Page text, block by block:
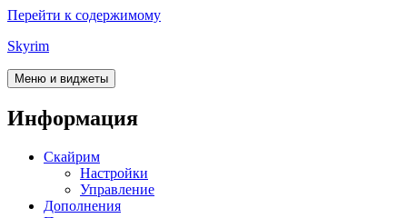
Перейти к содержимому
Skyrim
Меню и виджеты
Информация
Скайрим
Настройки
Управление
Дополнения